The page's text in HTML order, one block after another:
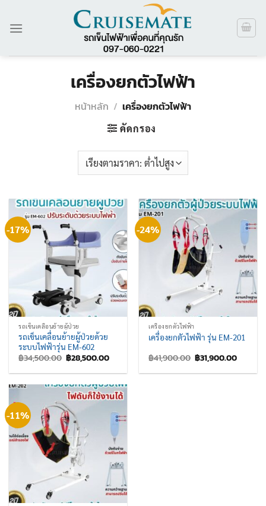
เครื่องยกตัวไฟฟ้า
หน้าหลัก / เครื่องยกตัวไฟฟ้า
คัดกรอง
-17%
รถเข็นเคลื่อนย้ายผู้ป่วย
รถเข็นเคลื่อนย้ายผู้ป่วยด้วย
ระบบไฟฟ้ารุ่น EM-602
฿34,500.00 Original
price
was:
฿28,500.00Current
is:
-24%
เครื่องยกตัวไฟฟ้า
เครื่องยกตัวไฟฟ้า รุ่น EM-201
฿41,900.00 Original
price
was:
฿31,900.00Current
is:
-11%